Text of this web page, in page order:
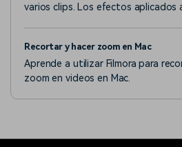
varios clips. Los efectos aplicados
arrastrando las transiciones y los
aplicar
Recortar y hacer zoom en Mac
Aprende a utilizar Filmora para
zoom en videos en Mac.